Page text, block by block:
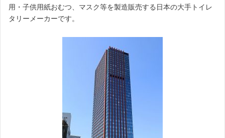
用・子供用紙おむつ、マスク等を製造販売する日本の大手トイレ
タリーメーカーです。